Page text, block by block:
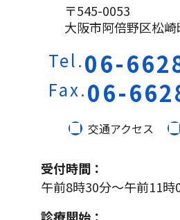
〒545-0053
大阪市阿倍野区松
Tel.06-
Fax.06-
交通アクセス
受付時間：
午前8時30分～午前11時